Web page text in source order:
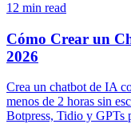
12 min read
Cómo Crear un
2026
Crea un chatbot de IA
menos de 2 horas sin
Botpress, Tidio y GPTs